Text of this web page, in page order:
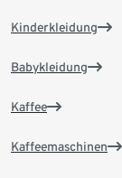
Kinderkleidung
Babykleidung
Kaffee
Kaffeemaschinen